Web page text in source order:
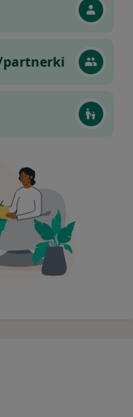
partnerki